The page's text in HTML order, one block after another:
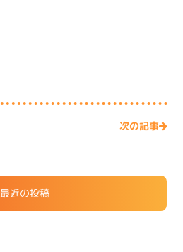
次の記事
最近の投稿